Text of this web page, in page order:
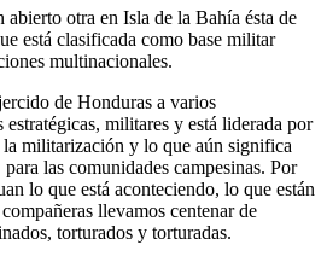
abierto otra en Isla de la Bahía ésta de
está clasificada como base militar
multinacionales.
de Honduras a varios
militares y está liderada por
militarización y lo que aún significa
las comunidades campesinas. Por
lo que está aconteciendo, lo que están
llevamos centenar de
torturados y torturadas.